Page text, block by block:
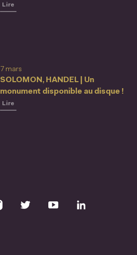
Lire
SOLOMON, HANDEL | Un
monument disponible au disque !
7 mars
Lire